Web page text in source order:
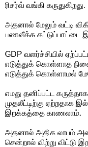
ரிசர்வ் வங்கி கருதுகிறது.
அதனால் மேலும் வட்டி
பணவீக்க கட்டுப்பாட்டை
GDP வளர்ச்சியில்
எடுத்துக் கொள்ளாத
எடுத்துக் கொள்ளாமல்
எமது தனிப்பட்ட
முதலீட்டிற்கு ஏற்றதாக
இறக்கத்தை காணலாம்.
அதனால் அதிக லாபம்
சென்றால் விற்று விட்டு